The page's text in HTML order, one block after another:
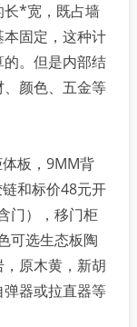
*宽，既占墙
固定，这种计
。但是内部结
颜色、五金等
板，9MM背
和标价48元开
门），移门柜
可选生态板陶
原木黄，新胡
器或拉直器等